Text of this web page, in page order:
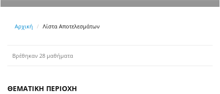
Αρχική Λίστα Αποτελεσμάτων
Βρέθηκαν 28 μαθήματα
ΘΕΜΑΤΙΚΗ ΠΕΡΙΟΧΗ